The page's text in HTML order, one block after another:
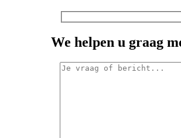
We helpen u graag